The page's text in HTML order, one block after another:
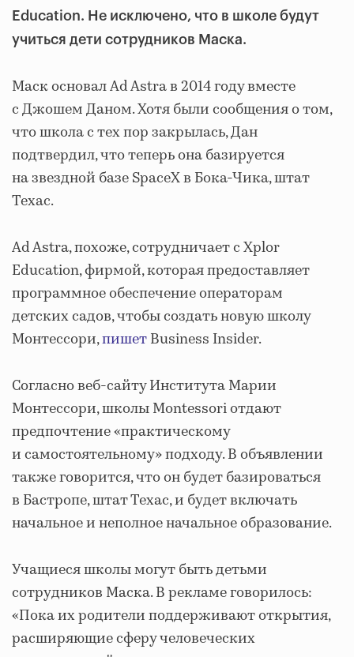
Education. Не исключено, что в школе будут
учиться дети сотрудников Маска.
Маск основал Ad Astra в 2014 году вместе
с Джошем Даном. Хотя были сообщения о том,
что школа с тех пор закрылась, Дан
подтвердил, что теперь она базируется
на звездной базе SpaceX в Бока-Чика, штат
Техас.
Ad Astra, похоже, сотрудничает с Xplor
Education, фирмой, которая предоставляет
программное обеспечение операторам
детских садов, чтобы создать новую школу
Монтессори,пишетBusiness Insider.
Согласно веб-сайту Института Марии
Монтессори, школы Montessori отдают
предпочтение «практическому
и самостоятельному» подходу. В объявлении
также говорится, что он будет базироваться
в Бастропе, штат Техас, и будет включать
начальное и неполное начальное образование.
Учащиеся школы могут быть детьми
сотрудников Маска. В рекламе говорилось:
«Пока их родители поддерживают открытия,
расширяющие сферу человеческих